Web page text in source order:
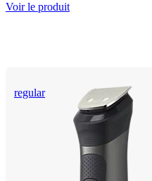
Voir le produit
regular